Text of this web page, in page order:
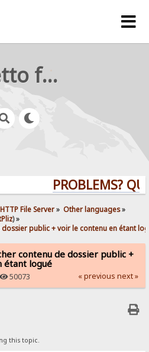
rejetto forum
PROBLEMS?
File Server» Other languages»
) »
public + voir le contenu en étant
contenu de dossier public +
étant logué
50073 « previous next »
this topic.